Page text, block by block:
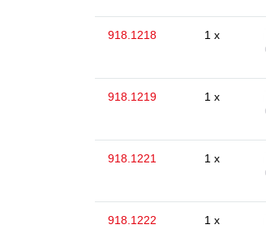
918.1218 1 x
918.1219 1 x
918.1221 1 x
918.1222 1 x